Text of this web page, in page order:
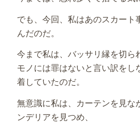
でも、今回、私はあのスカート
んだのだ。
今まで私は、バッサリ縁を切ら
モノには罪はないと言い訳をし
着していたのだ。
無意識に私は、カーテンを見な
ンデリアを見つめ、